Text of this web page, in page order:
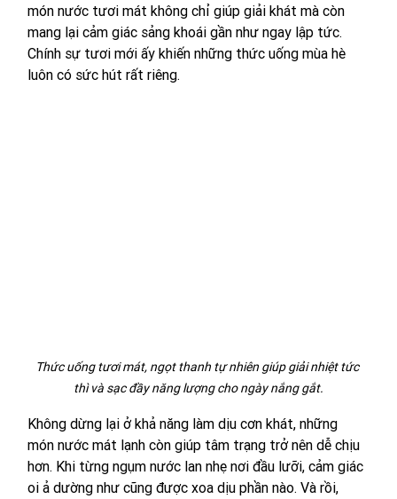
món nước tươi mát không chỉ giúp giải khát mà còn
mang lại cảm giác sảng khoái gần như ngay lập tức.
Chính sự tươi mới ấy khiến những thức uống mùa hè
luôn có sức hút rất riêng.
Thức uống tươi mát, ngọt thanh tự nhiên giúp giải nhiệt tức
thì và sạc đầy năng lượng cho ngày nắng gắt.
Không dừng lại ở khả năng làm dịu cơn khát, những
món nước mát lạnh còn giúp tâm trạng trở nên dễ chịu
hơn. Khi từng ngụm nước lan nhẹ nơi đầu lưỡi, cảm giác
oi ả dường như cũng được xoa dịu phần nào. Và rồi,